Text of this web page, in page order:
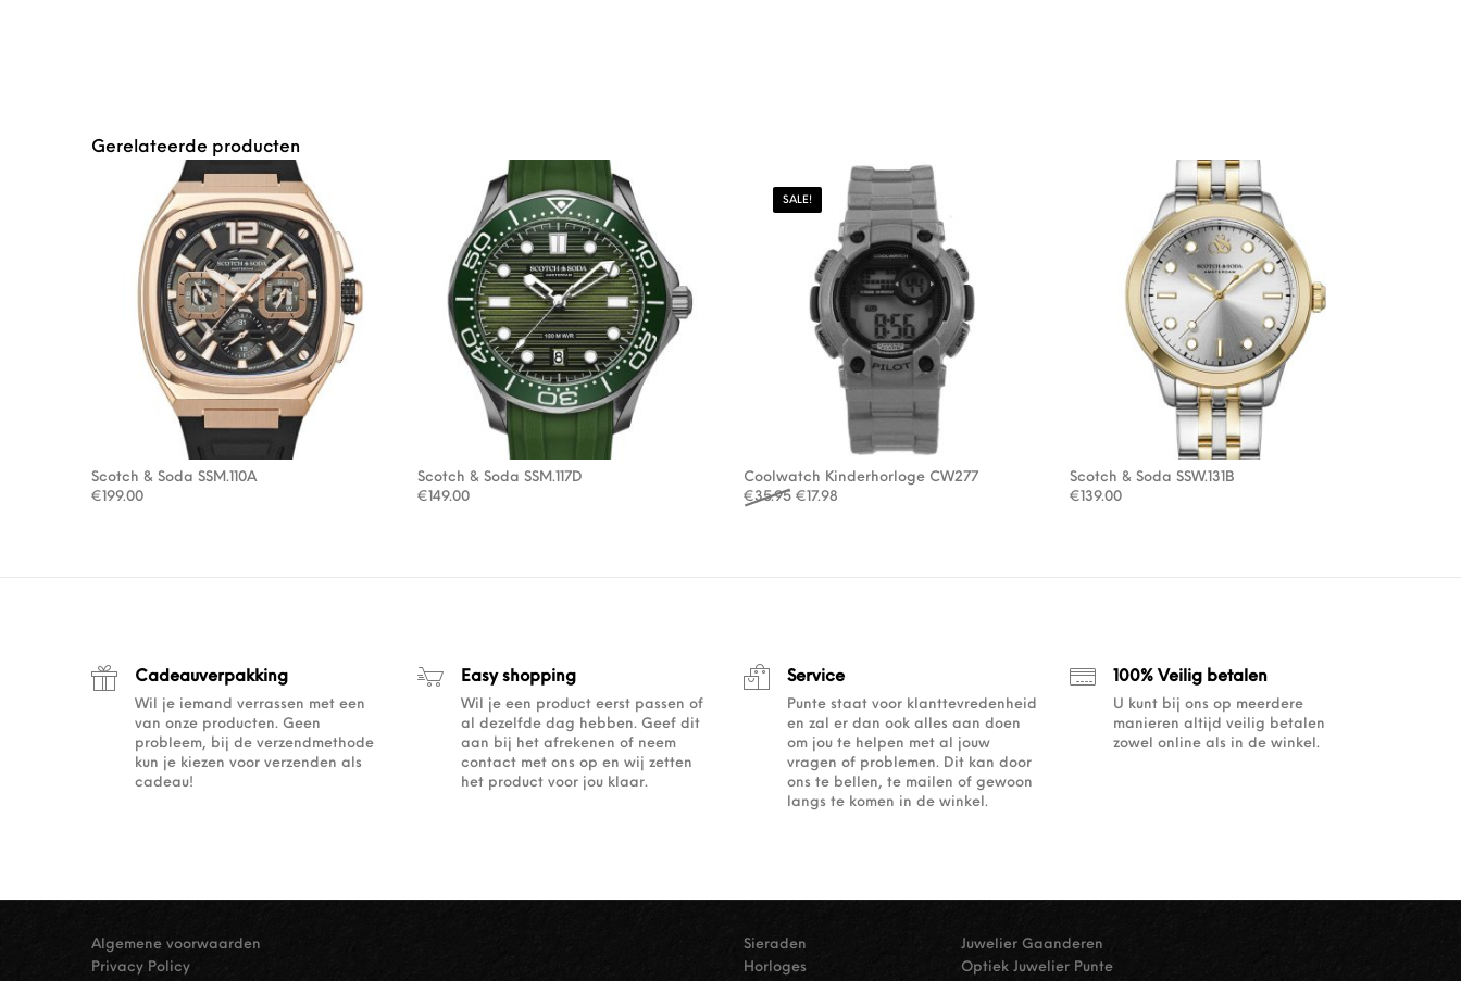
Gerelateerde producten
Scotch & Soda SSM.110A
€199.00
Scotch & Soda SSM.117D
€149.00
SALE!
Coolwatch Kinderhorloge CW277
€35.95 Oorspronkelijke prijs was: €35.95.
€17.98
Scotch & Soda SSW.131B
€139.00
Cadeauverpakking
Wil je iemand verrassen met een
van onze producten. Geen
probleem, bij de verzendmethode
kun je kiezen voor verzenden als
cadeau!
Easy shopping
Wil je een product eerst passen of
al dezelfde dag hebben. Geef dit
aan bij het afrekenen of neem
contact met ons op en wij zetten
het product voor jou klaar.
Service
Punte staat voor klanttevredenheid
en zal er dan ook alles aan doen
om jou te helpen met al jouw
vragen of problemen. Dit kan door
ons te bellen, te mailen of gewoon
langs te komen in de winkel.
100% Veilig betalen
U kunt bij ons op meerdere
manieren altijd veilig betalen
zowel online als in de winkel.
Algemene voorwaarden
Privacy Policy
Sieraden
Horloges
Juwelier Gaanderen
Optiek Juwelier Punte